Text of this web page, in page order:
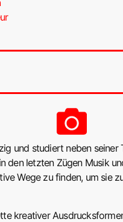
und studiert neben
den letzten Zügen Musik
Wege zu finden, um sie
kreativer